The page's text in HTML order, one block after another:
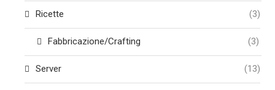
Ricette (3)
Fabbricazione/Crafting (3)
Server (13)